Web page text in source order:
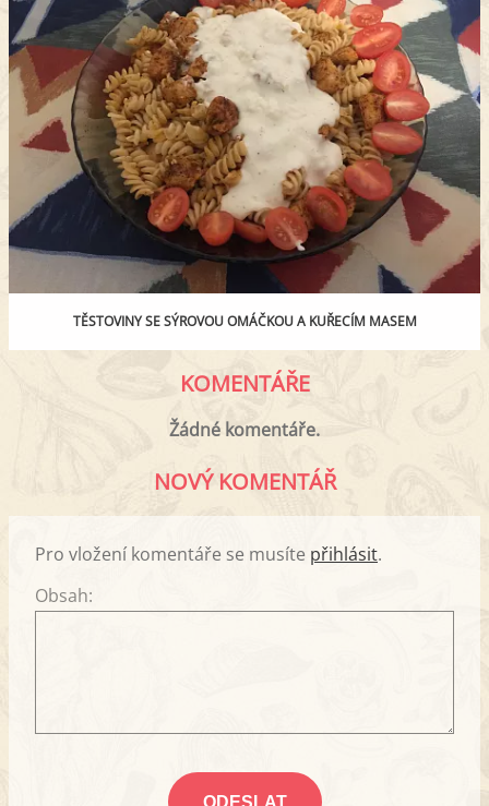
TĚSTOVINY SE SÝROVOU OMÁČKOU A KUŘECÍM MASEM
KOMENTÁŘE
Žádné komentáře.
NOVÝ KOMENTÁŘ
Pro vložení komentáře se musíte přihlásit.
Obsah: